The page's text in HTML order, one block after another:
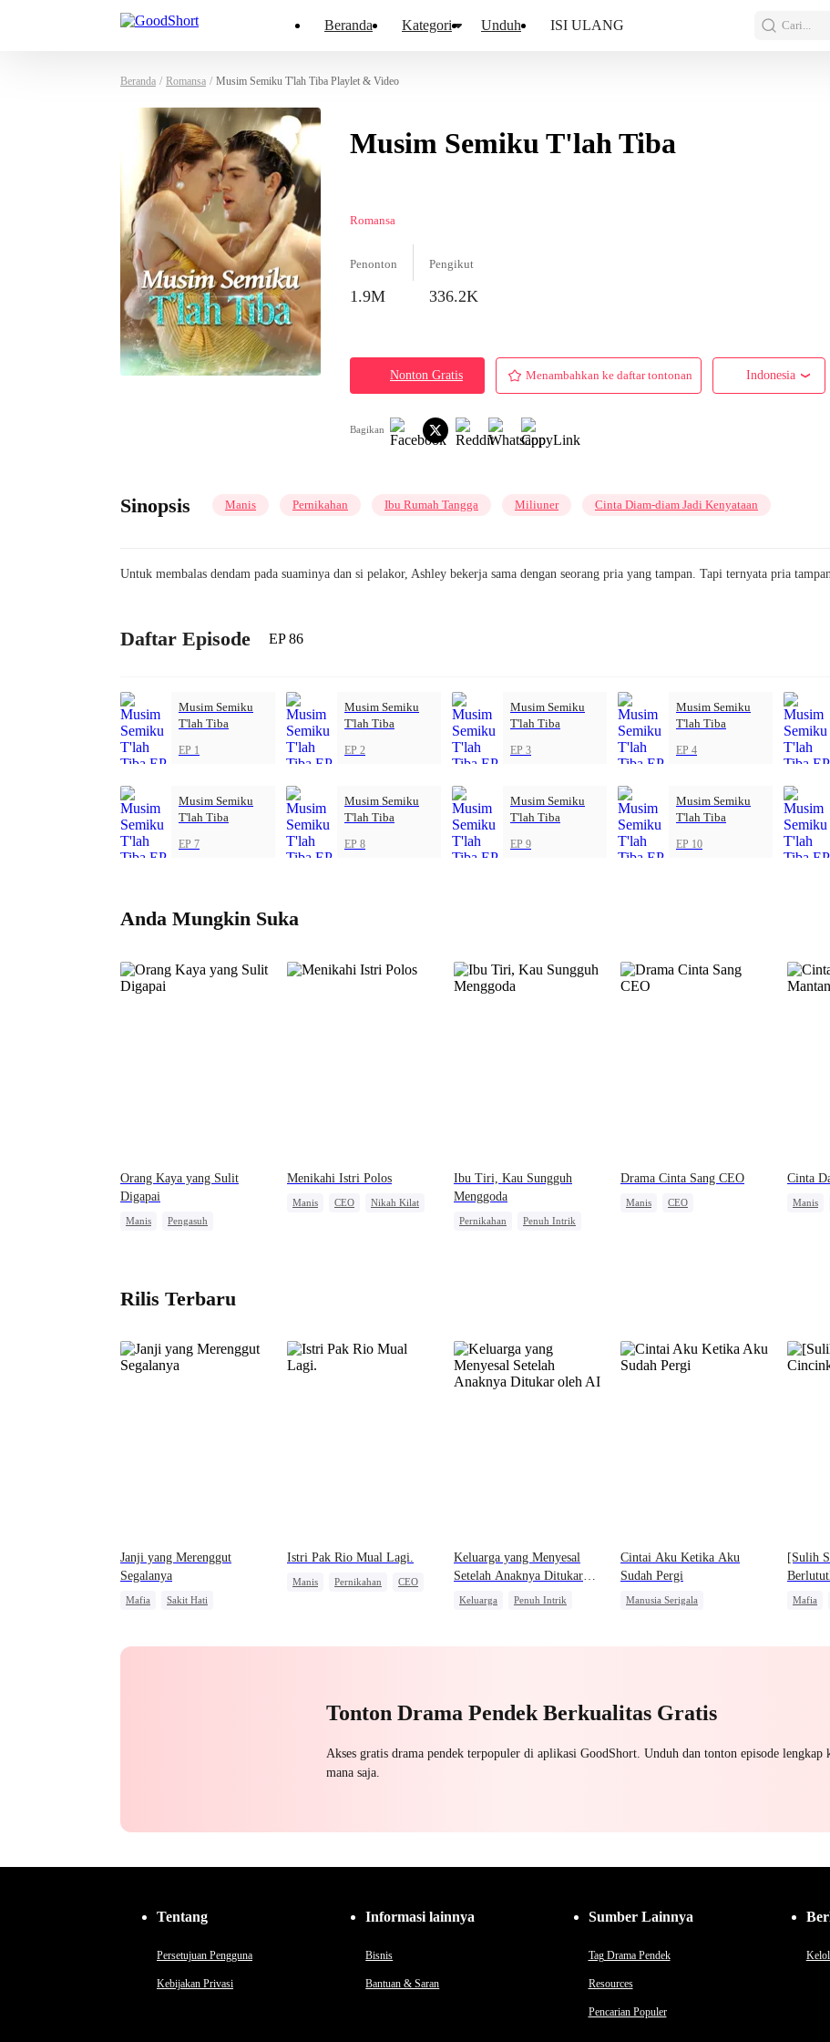
Beranda Kategori Unduh ISI ULANG Cari...
Beranda / Romansa / Musim Semiku T'lah Tiba Playlet & Video
Musim Semiku T'lah Tiba
Romansa
Penonton
1.9M
Pengikut
336.2K
Nonton Gratis Menambahkan ke daftar tontonan Indonesia
Bagikan
Sinopsis Manis Pernikahan Ibu Rumah Tangga Miliuner Cinta Diam-diam Jadi Kenyataan
Untuk membalas dendam pada suaminya dan si pelakor, Ashley bekerja sama dengan seorang pria yang tampan. Tapi ternyata pria
Daftar Episode EP 86
Musim Semiku
T'lah Tiba
EP 1
Musim Semiku
T'lah Tiba
EP 2
Musim Semiku
T'lah Tiba
EP 3
Musim Semiku
T'lah Tiba
EP 4
Musim Semiku
T'lah Tiba
EP 7
Musim Semiku
T'lah Tiba
EP 8
Musim Semiku
T'lah Tiba
EP 9
Musim Semiku
T'lah Tiba
EP 10
Anda Mungkin Suka
Orang Kaya yang Sulit
Digapai
Manis
Pengasuh
Menikahi Istri Polos
Manis CEO
Nikah Kilat
Ibu Tiri, Kau Sungguh
Menggoda
Pernikahan
Penuh Intrik
Drama Cinta Sang CEO
Manis
CEO
Cinta
Manis
Rilis Terbaru
Janji yang Merenggut
Segalanya
Mafia
Sakit Hati
Istri Pak Rio Mual Lagi.
Manis Pernikahan
CEO
Keluarga yang Menyesal
Setelah Anaknya Ditukar
oleh AI
Keluarga
Penuh Intrik
Cintai Aku Ketika Aku
Sudah Pergi
Manusia Serigala
[Sulih
Mafia
Tonton Drama Pendek Berkualitas Gratis
Akses gratis drama pendek terpopuler di aplikasi GoodShort. Unduh dan tonton episode lengkap
mana saja.
Tentang
Persetujuan Pengguna
Kebijakan Privasi
Informasi lainnya
Bisnis
Bantuan & Saran
Sumber Lainnya
Tag Drama Pendek
Resources
Pencarian Populer